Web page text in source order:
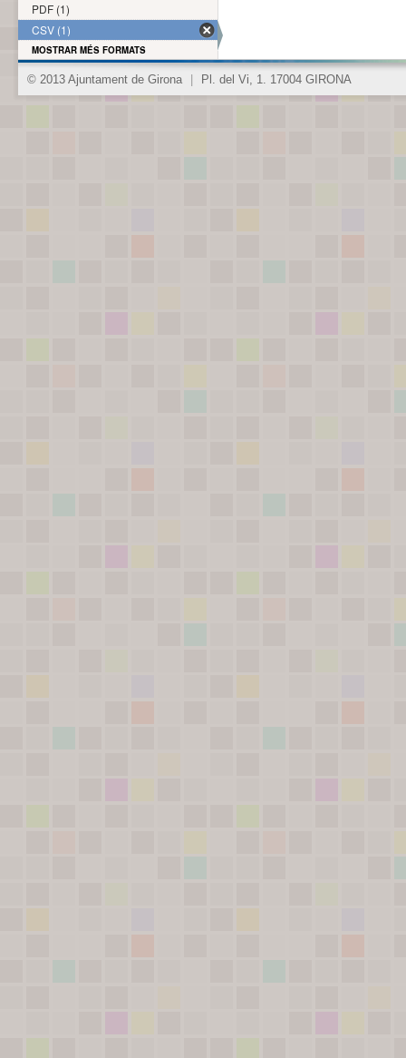
PDF (1)
CSV (1)
MOSTRAR MÉS FORMATS
© 2013 Ajuntament de Girona Pl. del Vi, 1. 17004 GIRONA